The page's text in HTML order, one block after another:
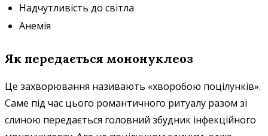
Надчутливість до світла
Анемія
Як передається мононуклеоз
Це захворювання називають «хворобою поцілунків».
Саме під час цього романтичного ритуалу разом зі
слиною передається головний збудник інфекційного